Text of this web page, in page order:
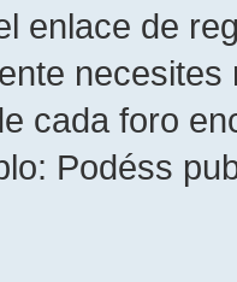
enlace de
cada foro
Podéss